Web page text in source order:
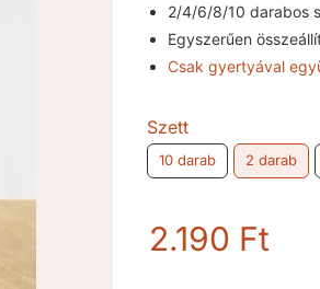
2/4/6/8/10 darabos
Egyszerűen
Csak gyertyával
Szett
10 darab 2 darab
2.190 Ft